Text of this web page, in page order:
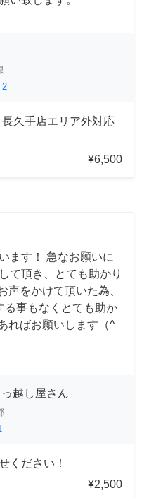
2
久手店エリア外対応
¥6,500
ます！ 急なお願いに
て頂き、とても助かり
声をかけて頂いた為、
る事もなくとても助か
ればお願いします（^
越し屋さん
ください！
¥2,500